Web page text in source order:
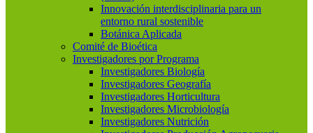
Innovación interdisciplinaria para un
entorno rural sostenible
Botánica Aplicada
Comité de Bioética
Investigadores por Programa
Investigadores Biología
Investigadores Geografía
Investigadores Horticultura
Investigadores Microbiología
Investigadores Nutrición